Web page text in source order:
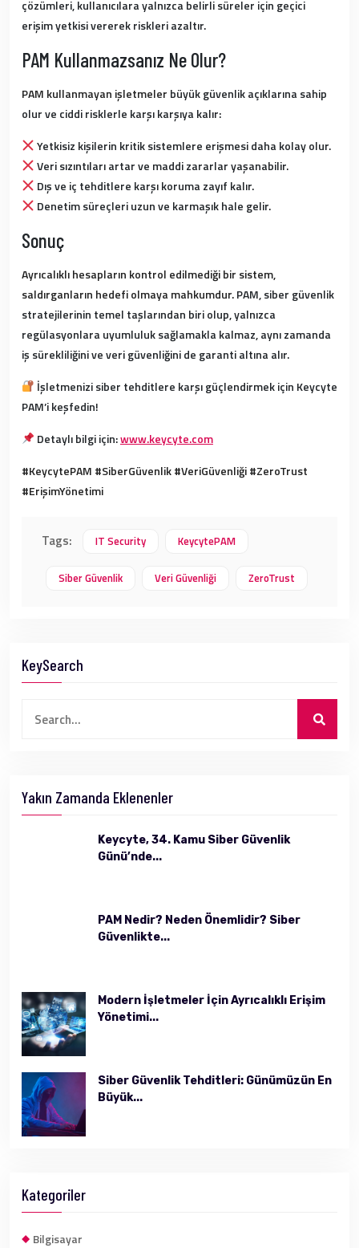
çözümleri, kullanıcılara yalnızca belirli süreler için geçici
erişim yetkisi vererek riskleri azaltır.
PAM Kullanmazsanız Ne Olur?
PAM kullanmayan işletmeler büyük güvenlik açıklarına sahip
olur ve ciddi risklerle karşı karşıya kalır:
Yetkisiz kişilerin kritik sistemlere erişmesi daha kolay olur.
Veri sızıntıları artar ve maddi zararlar yaşanabilir.
Dış ve iç tehditlere karşı koruma zayıf kalır.
Denetim süreçleri uzun ve karmaşık hale gelir.
Sonuç
Ayrıcalıklı hesapların kontrol edilmediği bir sistem,
saldırganların hedefi olmaya mahkumdur.PAM, siber güvenlik
stratejilerinin temel taşlarından biri olup, yalnızca
regülasyonlara uyumluluk sağlamakla kalmaz, aynı zamanda
iş sürekliliğini ve veri güvenliğini de garanti altına alır.
İşletmenizi siber tehditlere karşı güçlendirmek için Keycyte
PAM’i keşfedin!
Detaylı bilgi için:www.keycyte.com
#KeycytePAM #SiberGüvenlik #VeriGüvenliği #ZeroTrust
#ErişimYönetimi
Tags: IT Security KeycytePAM
Siber Güvenlik Veri Güvenliği ZeroTrust
KeySearch
Yakın Zamanda Eklenenler
Keycyte, 34. Kamu Siber Güvenlik
Günü’nde...
PAM Nedir? Neden Önemlidir? Siber
Güvenlikte...
Modern İşletmeler İçin Ayrıcalıklı Erişim
Yönetimi...
Siber Güvenlik Tehditleri: Günümüzün En
Büyük...
Kategoriler
Bilgisayar